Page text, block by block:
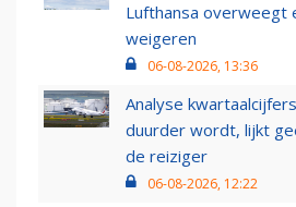
Lufthansa overweegt
weigeren
06-08-2026, 13:36
Analyse
duurder wordt, lijkt
de reiziger
06-08-2026, 12:22